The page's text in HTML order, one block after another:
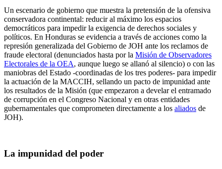
Un escenario de gobierno que muestra la pretensión de la ofensiva
conservadora continental: reducir al máximo los espacios
democráticos para impedir la exigencia de derechos sociales y
políticos. En Honduras se evidencia a través de acciones como la
represión generalizada del Gobierno de JOH ante los reclamos de
fraude electoral (denunciados hasta por la Misión de Observadores
Electorales de la OEA, aunque luego se allanó al silencio) o con las
maniobras del Estado -coordinadas de los tres poderes- para impedir
la actuación de la MACCIH, sellando un pacto de impunidad ante
los resultados de la Misión (que empezaron a develar el entramado
de corrupción en el Congreso Nacional y en otras entidades
gubernamentales que comprometen directamente a los aliados de
JOH).
La impunidad del poder